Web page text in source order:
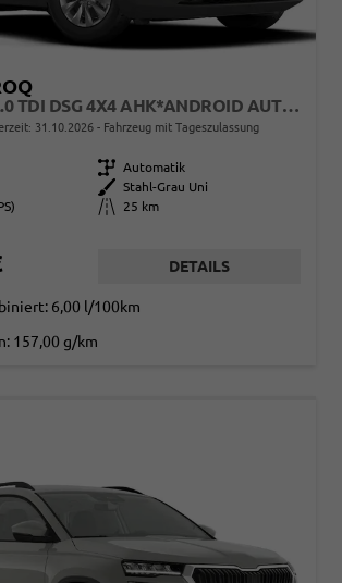
SELECTION 2.0 TDI DSG 4X4 AHK*ANDROID AUTO*ACC*SHZ*KAMERA*KEYLESS*PDC V/H*KLIMAAUTO*SUNSET*LED
31.10.2026 Fahrzeug mit Tageszulassung
Getriebe
Automatik
Außenfarbe
Stahl-Grau Uni
Kilometerstand
25 km
DETAILS
6,00 l/100km
157,00 g/km